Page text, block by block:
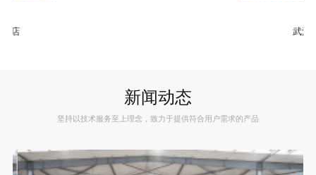
店 武汉
新闻动态
坚持以技术服务至上理念，致力于提供符合用户需求的产品